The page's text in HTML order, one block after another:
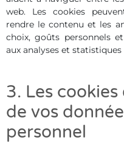
web. Les cookies
rendre le contenu et les
choix, goûts personnels
aux analyses et
3. Les
de vos
personnel